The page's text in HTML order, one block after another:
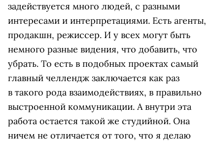
задействуется много людей, с разными
интересами и интерпретациями. Есть агенты,
продакшн, режиссер. И у всех могут быть
немного разные видения, что добавить, что
убрать. То есть в подобных проектах самый
главный челлендж заключается как раз
в такого рода взаимодействиях, в правильно
выстроенной коммуникации. А внутри эта
работа остается такой же студийной. Она
ничем не отличается от того, что я делаю